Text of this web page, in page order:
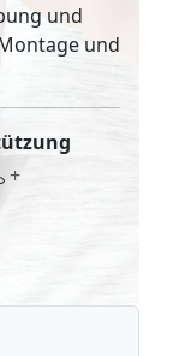
und
und
+